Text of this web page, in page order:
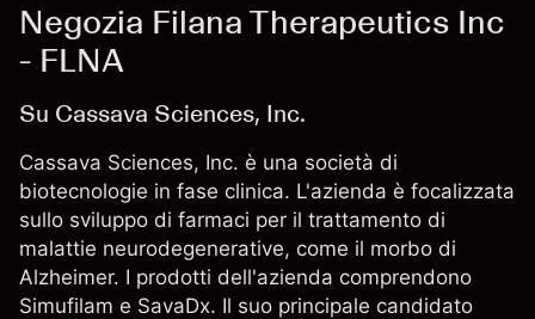
Negozia Filana Therapeutics Inc
- FLNA
Su Cassava Sciences, Inc.
Cassava Sciences, Inc. è una società di
biotecnologie in fase clinica. L'azienda è focalizzata
sullo sviluppo di farmaci per il trattamento di
malattie neurodegenerative, come il morbo di
Alzheimer. I prodotti dell'azienda comprendono
Simufilam e SavaDx. Il suo principale candidato